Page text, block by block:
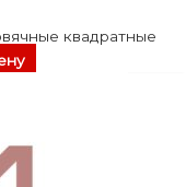
квадратные